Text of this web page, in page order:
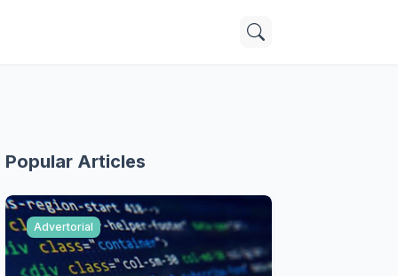
Popular Articles
Advertorial